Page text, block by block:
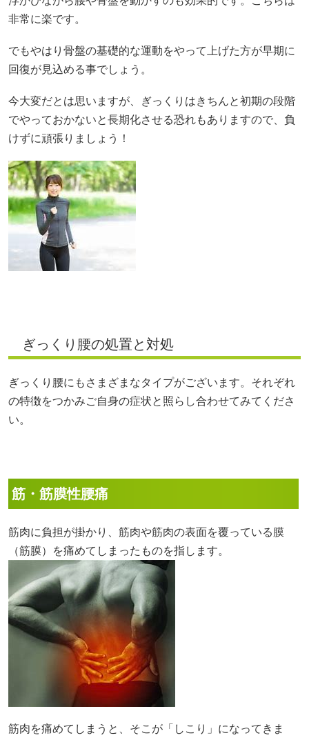
非常に楽です。
でもやはり骨盤の基礎的な運動をやって上げた方が早期に
回復が見込める事でしょう。
今大変だとは思いますが、ぎっくりはきちんと初期の段階
でやっておかないと長期化させる恐れもありますので、負
けずに頑張りましょう！
ぎっくり腰の処置と対処
ぎっくり腰にもさまざまなタイプがございます。それぞれ
の特徴をつかみご自身の症状と照らし合わせてみてくださ
い。
筋・筋膜性腰痛
筋肉に負担が掛かり、筋肉や筋肉の表面を覆っている膜
（筋膜）を痛めてしまったものを指します。
筋肉を痛めてしまうと、そこが「しこり」になってきま